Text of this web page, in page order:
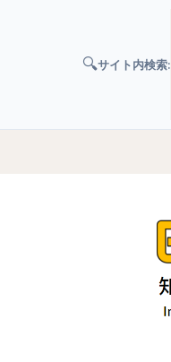
🔍サイト内検索: